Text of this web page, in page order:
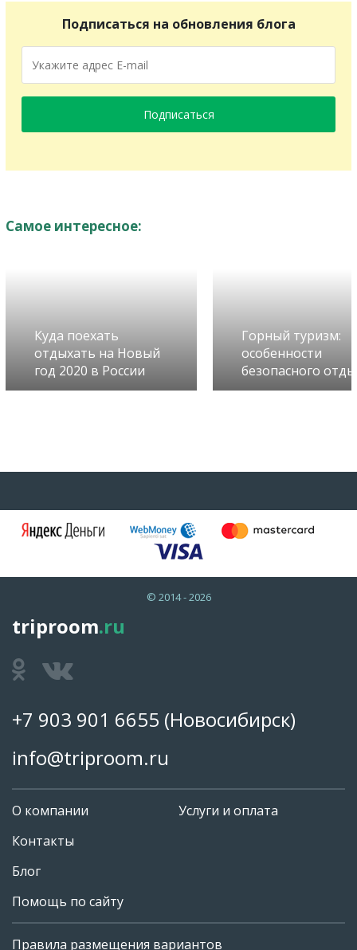
Подписаться на обновления блога
Подписаться
Самое интересное:
Куда поехать
отдыхать на Новый
год 2020 в России
Горный туризм:
особенности
безопасного
© 2014 - 2026
triproom.ru
+7 903 901 6655 (Новосибирск)
info@triproom.ru
О компании
Контакты
Блог
Помощь по сайту
Услуги и оплата
Правила размещения вариантов